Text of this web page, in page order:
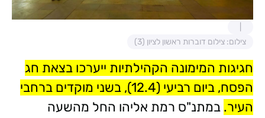
צילום: צילום דוברות ראשון לציון (3)
חגיגות המימונה הקהילתיות ייערכו בצאת חג
הפסח, ביום רביעי (12.4), בשני מוקדים ברחבי
העיר. במתנ"ס רמת אליהו החל מהשעה